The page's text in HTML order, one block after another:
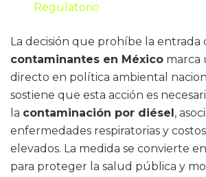
Regulatorio
La decisión que prohíbe la entrada
contaminantes en México marca
directo en política ambiental
sostiene que esta acción es
la contaminación por diésel,
enfermedades respiratorias y
elevados. La medida se convierte
para proteger la salud pública y